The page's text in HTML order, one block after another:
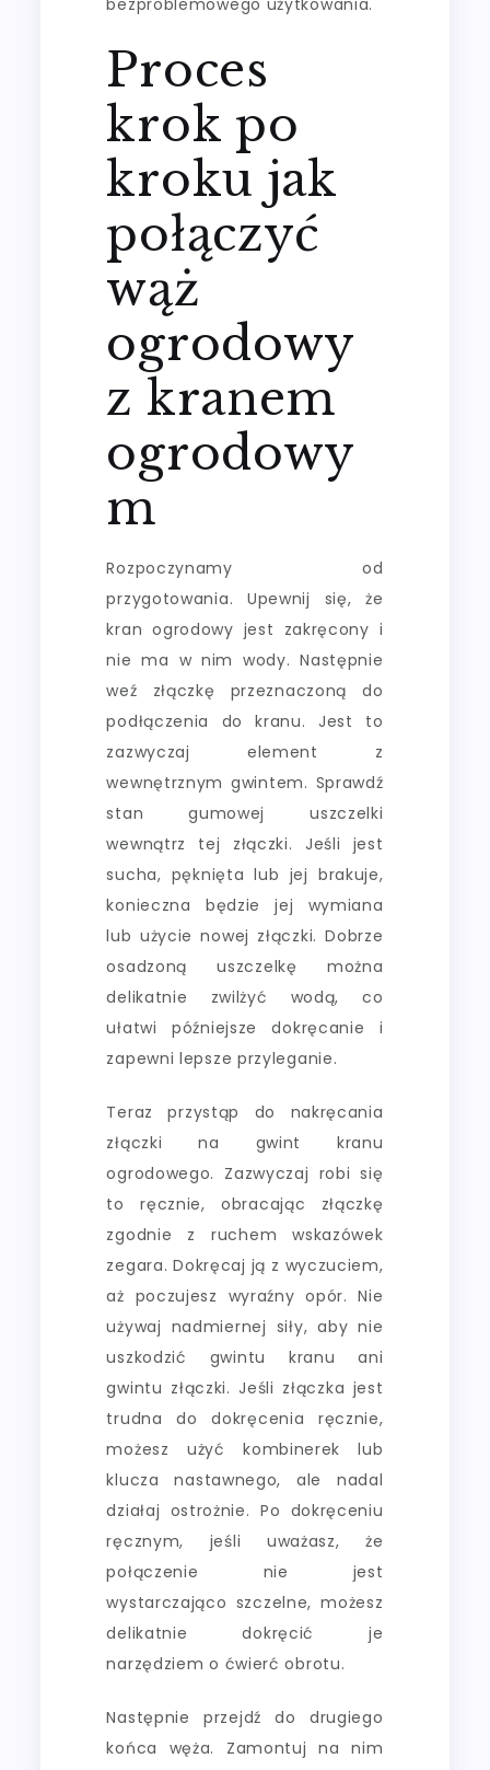
Proces
krok po
kroku jak
połączyć
wąż
ogrodowy
z kranem
ogrodowy
m
Rozpoczynamy od
przygotowania. Upewnij się, że
kran ogrodowy jest zakręcony i
nie ma w nim wody. Następnie
weź złączkę przeznaczoną do
podłączenia do kranu. Jest to
zazwyczaj element z
wewnętrznym gwintem. Sprawdź
stan gumowej uszczelki
wewnątrz tej złączki. Jeśli jest
sucha, pęknięta lub jej brakuje,
konieczna będzie jej wymiana
lub użycie nowej złączki. Dobrze
osadzoną uszczelkę można
delikatnie zwilżyć wodą, co
ułatwi późniejsze dokręcanie i
zapewni lepsze przyleganie.
Teraz przystąp do nakręcania
złączki na gwint kranu
ogrodowego. Zazwyczaj robi się
to ręcznie, obracając złączkę
zgodnie z ruchem wskazówek
zegara. Dokręcaj ją z wyczuciem,
aż poczujesz wyraźny opór. Nie
używaj nadmiernej siły, aby nie
uszkodzić gwintu kranu ani
gwintu złączki. Jeśli złączka jest
trudna do dokręcenia ręcznie,
możesz użyć kombinerek lub
klucza nastawnego, ale nadal
działaj ostrożnie. Po dokręceniu
ręcznym, jeśli uważasz, że
połączenie nie jest
wystarczająco szczelne, możesz
delikatnie dokręcić je
narzędziem o ćwierć obrotu.
Następnie przejdź do drugiego
końca węża. Zamontuj na nim